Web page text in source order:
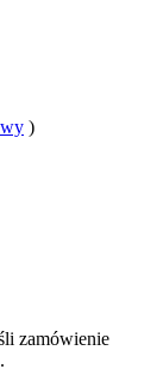
)
zamówienie
.